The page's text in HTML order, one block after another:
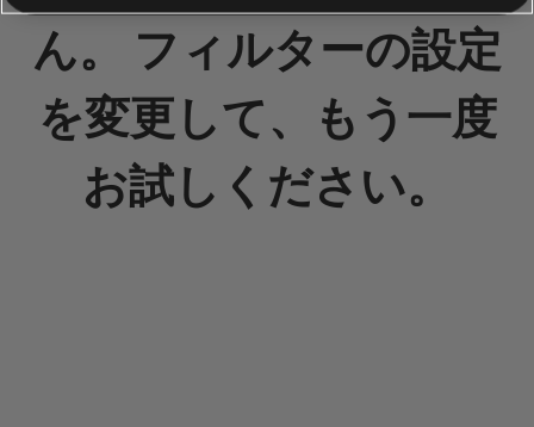
適用
すべてクリア
ん。 フィルターの設定
を変更して、もう一度
お試しください。